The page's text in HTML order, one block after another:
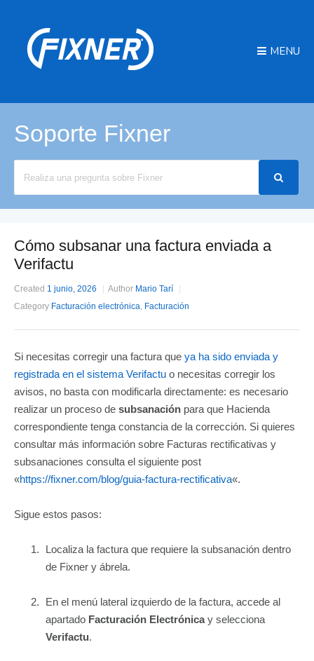
MENU
Soporte Fixner
Cómo subsanar una factura enviada a
Verifactu
Created 1 junio, 2026 Author Mario Tarí
Category Facturación electrónica, Facturación
Si necesitas corregir una factura que ya ha sido enviada y
registrada en el sistema Verifactu o necesitas corregir los
avisos, no basta con modificarla directamente: es necesario
realizar un proceso de subsanación para que Hacienda
correspondiente tenga constancia de la corrección. Si quieres
consultar más información sobre Facturas rectificativas y
subsanaciones consulta el siguiente post
«https://fixner.com/blog/guia-factura-rectificativa«.
Sigue estos pasos:
Localiza la factura que requiere la subsanación dentro
de Fixner y ábrela.
En el menú lateral izquierdo de la factura, accede al
apartado Facturación Electrónicay selecciona
Verifactu.